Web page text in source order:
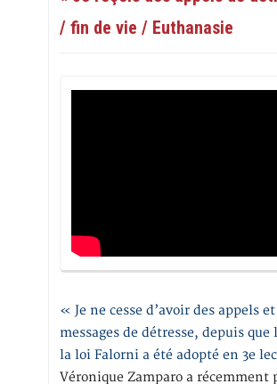
/ fin de vie / Euthanasie
« Je ne cesse d’avoir des appels
messages de détresse, depuis que
la loi Falorni a été adopté en 3e
Véronique Zamparo a récemment